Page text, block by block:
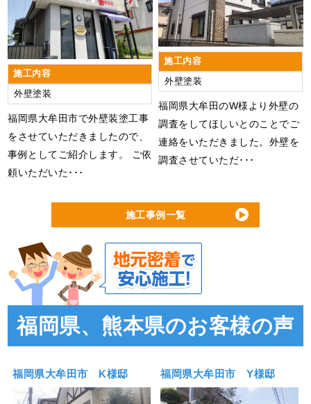
施工内容
外壁塗装
福岡県大牟田市で外壁装塗工事
をさせていただきましたので、
事例としてご紹介します。 ご依
頼いただいた･･･
施工内容
外壁塗装
福岡県大牟田のW様より外壁の
調査をしてほしいとのことでご
連絡をいただきました。外壁を
調査させていただ･･･
施工事例一覧
福岡県、熊本県のお客様の声
福岡県大牟田市 K様邸 福岡県大牟田市 Y様邸